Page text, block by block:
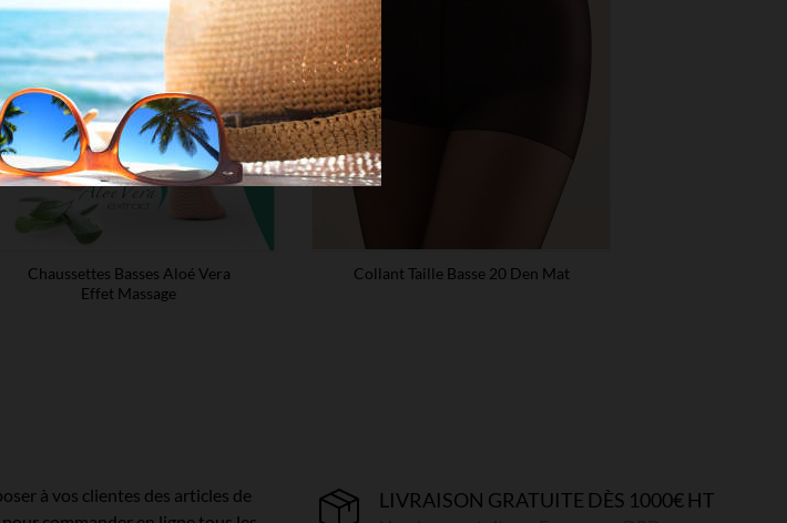
Chaussettes Basses Aloé Vera
Effet Massage
Collant Taille Basse 20 Den Mat
à vos clientes des articles de
LIVRAISON GRATUITE DÈS 1000€ HT